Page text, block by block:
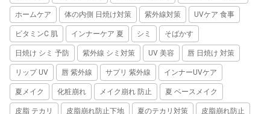
ホームケア 体の内側 日焼け対策 紫外線対策 UVケア 食事
ビタミンC 肌 インナーケア 夏 シミ そばかす
日焼け シミ 予防 紫外線 シミ対策 UV 美容 唇 日焼け 対策
リップ UV 唇 紫外線 サプリ 紫外線 インナーUVケア
夏メイク 化粧崩れ メイク崩れ 防止 夏 ベースメイク
皮脂 テカリ 皮脂崩れ防止下地 夏のテカリ対策 皮脂崩れ防止